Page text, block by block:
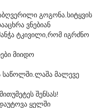
გოგონა.სიტყვის
ვნებიან
ტკივილი,რომ იგრძნო
მიიდო
საწოლში.ლაშა მალევე
შენსას!
ყელში